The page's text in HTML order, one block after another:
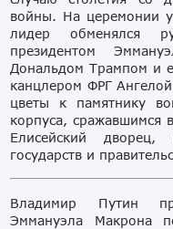
войны. На церемонии
лидер обменялся
президентом
Дональдом Трампом и
канцлером ФРГ
цветы к памятнику
корпуса, сражавшимся
Елисейский
государств и
Владимир Путин
Эммануэла Макрона